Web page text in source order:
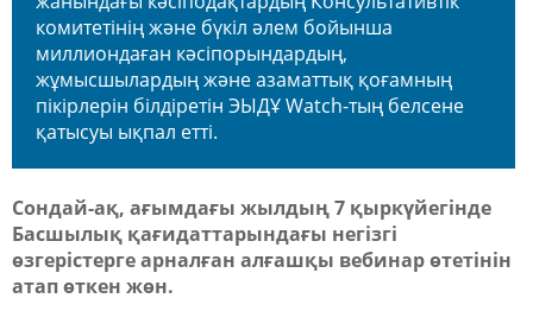
комитетінің және бүкіл әлем бойынша
миллиондаған кәсіпорындардың,
жұмысшылардың және азаматтық қоғамның
пікірлерін білдіретін ЭЫДҰ Watch-тың белсене
қатысуы ықпал етті.
Сондай-ақ, ағымдағы жылдың 7 қыркүйегінде
Басшылық қағидаттарындағы негізгі
өзгерістерге арналған алғашқы вебинар өтетінін
атап өткен жөн.